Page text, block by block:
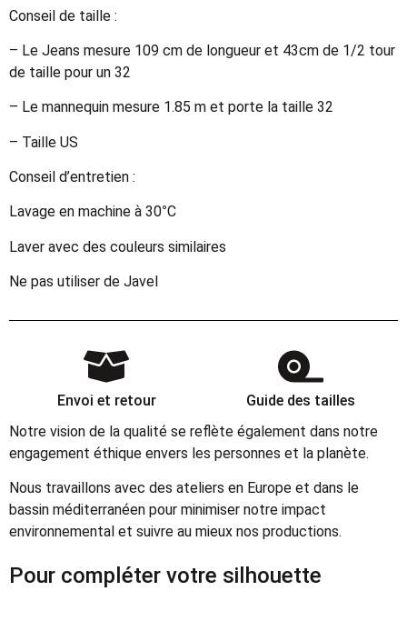
Conseil de taille :
– Le Jeans mesure 109 cm de longueur et 43cm de 1/2 tour
de taille pour un 32
– Le mannequin mesure 1.85 m et porte la taille 32
– Taille US
Conseil d’entretien :
Lavage en machine à 30°C
Laver avec des couleurs similaires
Ne pas utiliser de Javel
Envoi et retour
Guide des tailles
Notre vision de la qualité se reflète également dans notre
engagement éthique envers les personnes et la planète.
Nous travaillons avec des ateliers en Europe et dans le
bassin méditerranéen pour minimiser notre impact
environnemental et suivre au mieux nos productions.
Pour compléter votre silhouette